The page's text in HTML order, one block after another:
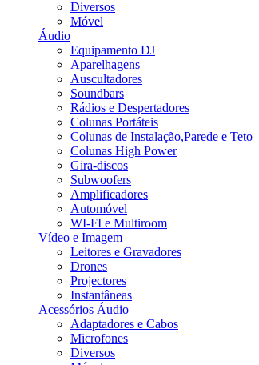
Diversos
Móvel
Áudio
Equipamento DJ
Aparelhagens
Auscultadores
Soundbars
Rádios e Despertadores
Colunas Portáteis
Colunas de Instalação,Parede e Teto
Colunas High Power
Gira-discos
Subwoofers
Amplificadores
Automóvel
WI-FI e Multiroom
Vídeo e Imagem
Leitores e Gravadores
Drones
Projectores
Instantâneas
Acessórios Áudio
Adaptadores e Cabos
Microfones
Diversos